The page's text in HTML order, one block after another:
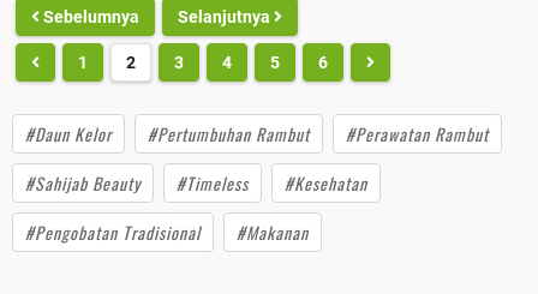
Sebelumnya Selanjutnya
1 2 3 4 5 6
#Daun Kelor #Pertumbuhan Rambut
#Perawatan Rambut
#Sahijab Beauty
#Timeless
#Kesehatan
#Pengobatan Tradisional
#Makanan